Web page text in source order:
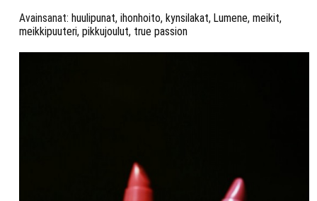
Avainsanat: huulipunat, ihonhoito, kynsilakat, Lumene, meikit,
meikkipuuteri, pikkujoulut, true passion